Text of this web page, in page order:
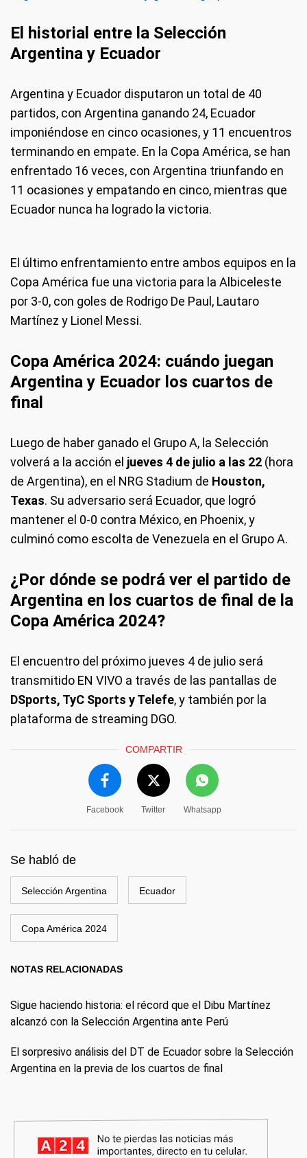
El historial entre la Selección
Argentina y Ecuador
Argentina y Ecuador disputaron un total de 40
partidos, con Argentina ganando 24, Ecuador
imponiéndose en cinco ocasiones, y 11 encuentros
terminando en empate. En la Copa América, se han
enfrentado 16 veces, con Argentina triunfando en
11 ocasiones y empatando en cinco, mientras que
Ecuador nunca ha logrado la victoria.
El último enfrentamiento entre ambos equipos en la
Copa América fue una victoria para la Albiceleste
por 3-0, con goles de Rodrigo De Paul, Lautaro
Martínez y Lionel Messi.
Copa América 2024: cuándo juegan
Argentina y Ecuador los cuartos de
final
Luego de haber ganado el Grupo A, la Selección
volverá a la acción el jueves 4 de julio a las 22 (hora
de Argentina), en el NRG Stadium de Houston,
Texas. Su adversario será Ecuador, que logró
mantener el 0-0 contra México, en Phoenix, y
culminó como escolta de Venezuela en el Grupo A.
¿Por dónde se podrá ver el partido de
Argentina en los cuartos de final de la
Copa América 2024?
El encuentro del próximo jueves 4 de julio será
transmitido EN VIVO a través de las pantallas de
DSports, TyC Sports y Telefe, y también por la
plataforma de streaming DGO.
COMPARTIR
Facebook Twitter Whatsapp
Se habló de
Selección Argentina Ecuador
Copa América 2024
NOTAS RELACIONADAS
Sigue haciendo historia: el récord que el Dibu Martínez
alcanzó con la Selección Argentina ante Perú
El sorpresivo análisis del DT de Ecuador sobre la Selección
Argentina en la previa de los cuartos de final